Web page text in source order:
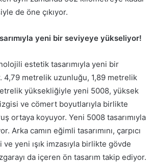
de öne çıkıyor.
yeni bir seviyeye yükseliyor!
estetik tasarımıyla yeni bir
4,79 metrelik uzunluğu, 1,89 metrelik
yüksekliğiyle yeni 5008, yüksek
ve cömert boyutlarıyla birlikte
ortaya koyuyor. Yeni 5008 tasarımıyla
Arka camın eğimli tasarımını, çarpıcı
ve yeni ışık imzasıyla birlikte gövde
da içeren ön tasarım takip ediyor.